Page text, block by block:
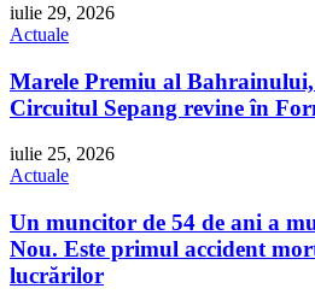
iulie 29, 2026
Actuale
Marele Premiu al
Circuitul Sepang revine în
iulie 25, 2026
Actuale
Un muncitor de 54 de ani a
Nou. Este primul accident
lucrărilor